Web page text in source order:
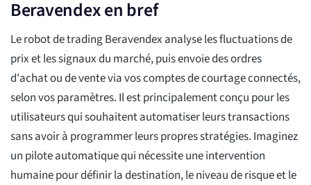
Beravendex en bref
Le robot de trading Beravendex analyse les fluctuations de
prix et les signaux du marché, puis envoie des ordres
d'achat ou de vente via vos comptes de courtage connectés,
selon vos paramètres. Il est principalement conçu pour les
utilisateurs qui souhaitent automatiser leurs transactions
sans avoir à programmer leurs propres stratégies. Imaginez
un pilote automatique qui nécessite une intervention
humaine pour définir la destination, le niveau de risque et le